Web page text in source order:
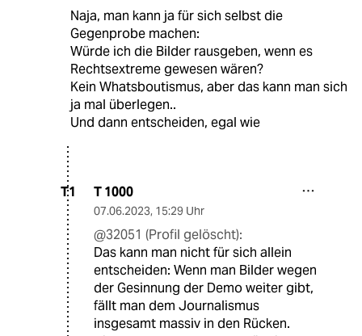
Naja, man kann ja für sich selbst die
Gegenprobe machen:
Würde ich die Bilder rausgeben, wenn es
Rechtsextreme gewesen wären?
Kein Whatsboutismus, aber das kann man sich
ja mal überlegen..
Und dann entscheiden, egal wie
T1 T 1000
07.06.2023, 15:29 Uhr
@32051 (Profil gelöscht):
Das kann man nicht für sich allein
entscheiden: Wenn man Bilder wegen
der Gesinnung der Demo weiter gibt,
fällt man dem Journalismus
insgesamt massiv in den Rücken.